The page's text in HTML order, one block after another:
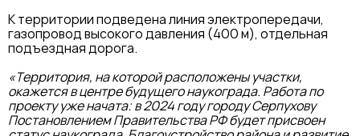
К территории подведена линия электропередачи,
газопровод высокого давления (400 м), отдельная
подъездная дорога.
«Территория, на которой расположены участки,
окажется в центре будущего наукограда. Работа по
проекту уже начата: в 2024 году городу Серпухову
Постановлением Правительства РФ будет присвоен